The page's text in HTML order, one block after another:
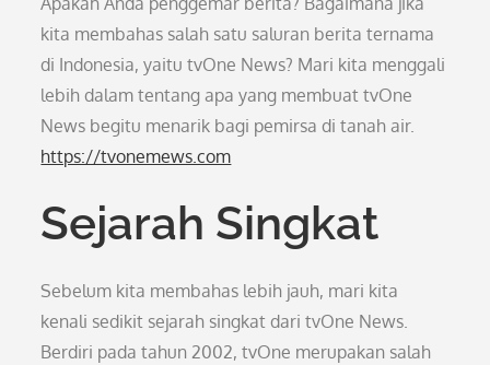
kita membahas salah satu saluran berita ternama
di Indonesia, yaitu tvOne News? Mari kita menggali
lebih dalam tentang apa yang membuat tvOne
News begitu menarik bagi pemirsa di tanah air.
https://tvonemews.com
Sejarah Singkat
Sebelum kita membahas lebih jauh, mari kita
kenali sedikit sejarah singkat dari tvOne News.
Berdiri pada tahun 2002, tvOne merupakan salah